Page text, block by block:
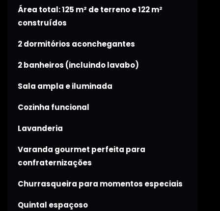
Área total: 125 m² de terreno e 122 m²
construídos
2 dormitórios aconchegantes
2 banheiros (incluindo lavabo)
Sala ampla e iluminada
Cozinha funcional
Lavanderia
Varanda gourmet perfeita para
confraternizações
Churrasqueira para momentos especiais
Quintal espaçoso